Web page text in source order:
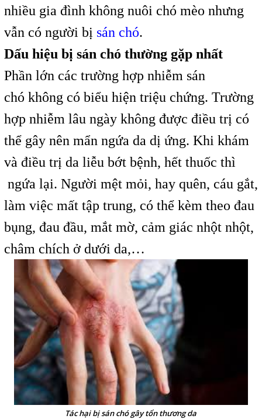
nhiều gia đình không nuôi chó mèo nhưng
vẫn có người bị sán chó.
Dấu hiệu bị sán chó thường gặp nhất
Phần lớn các trường hợp nhiễm sán
chó không có biểu hiện triệu chứng. Trường
hợp nhiễm lâu ngày không được điều trị có
thể gây nên mẩn ngứa da dị ứng. Khi khám
và điều trị da liễu bớt bệnh, hết thuốc thì
ngứa lại. Người mệt mỏi, hay quên, cáu gắt,
làm việc mất tập trung, có thể kèm theo đau
bụng, đau đầu, mắt mờ, cảm giác nhột nhột,
châm chích ở dưới da,…
Tác hại bị sán chó gây tổn thương da